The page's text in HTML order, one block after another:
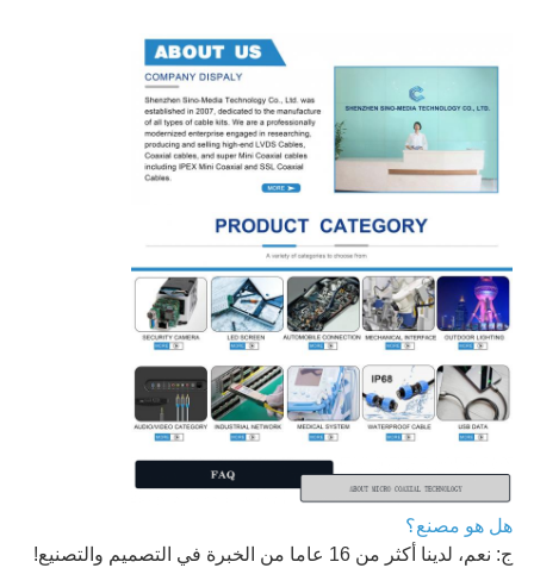
هل هو مصنع؟
ج: نعم، لدينا أكثر من 16 عاما من الخبرة في التصميم والتصنيع!